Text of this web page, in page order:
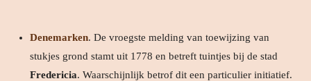
Denemarken. De vroegste melding van toewijzing van
stukjes grond stamt uit 1778 en betreft tuintjes bij de stad
Fredericia. Waarschijnlijk betrof dit een particulier initiatief.